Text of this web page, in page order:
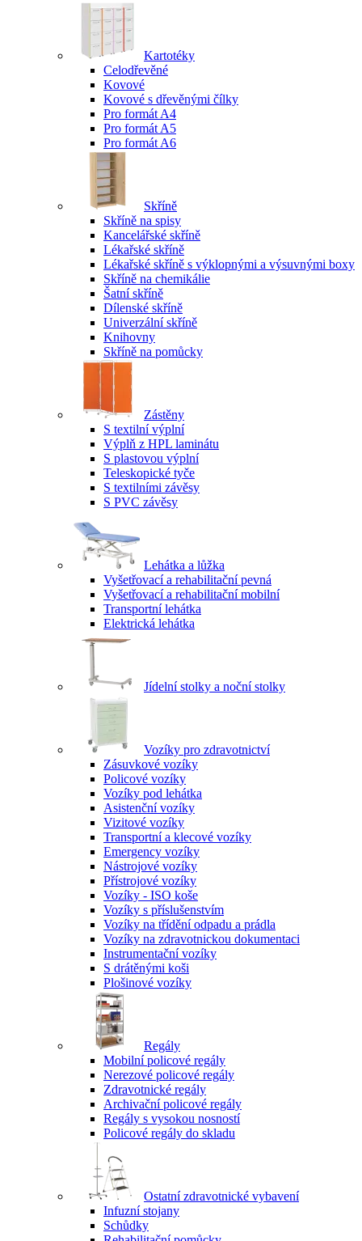
Kartotéky
Celodřevěné
Kovové
Kovové s dřevěnými čílky
Pro formát A4
Pro formát A5
Pro formát A6
Skříně
Skříně na spisy
Kancelářské skříně
Lékařské skříně
Lékařské skříně s výklopnými a výsuvnými boxy
Skříně na chemikálie
Šatní skříně
Dílenské skříně
Univerzální skříně
Knihovny
Skříně na pomůcky
Zástěny
S textilní výplní
Výplň z HPL laminátu
S plastovou výplní
Teleskopické tyče
S textilními závěsy
S PVC závěsy
Lehátka a lůžka
Vyšetřovací a rehabilitační pevná
Vyšetřovací a rehabilitační mobilní
Transportní lehátka
Elektrická lehátka
Jídelní stolky a noční stolky
Vozíky pro zdravotnictví
Zásuvkové vozíky
Policové vozíky
Vozíky pod lehátka
Asistenční vozíky
Vizitové vozíky
Transportní a klecové vozíky
Emergency vozíky
Nástrojové vozíky
Přístrojové vozíky
Vozíky - ISO koše
Vozíky s příslušenstvím
Vozíky na třídění odpadu a prádla
Vozíky na zdravotnickou dokumentaci
Instrumentační vozíky
S drátěnými koši
Plošinové vozíky
Regály
Mobilní policové regály
Nerezové policové regály
Zdravotnické regály
Archivační policové regály
Regály s vysokou nosností
Policové regály do skladu
Ostatní zdravotnické vybavení
Infuzní stojany
Schůdky